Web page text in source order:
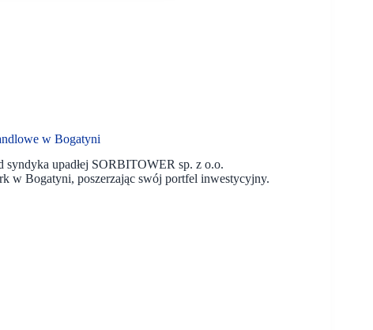
w Bogatyni
syndyka upadłej SORBITOWER sp. z o.o.
w Bogatyni, poszerzając swój portfel inwestycyjny.